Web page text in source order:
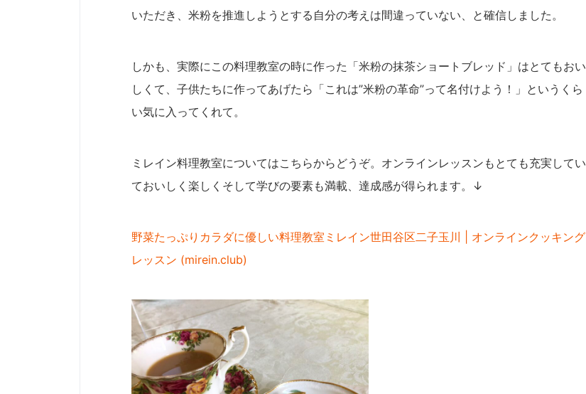
いただき、米粉を推進しようとする自分の考えは間違っていない、と確信しました。
しかも、実際にこの料理教室の時に作った「米粉の抹茶ショートブレッド」はとてもおい
しくて、子供たちに作ってあげたら「これは”米粉の革命”って名付けよう！」というくら
い気に入ってくれて。
ミレイン料理教室についてはこちらからどうぞ。オンラインレッスンもとても充実してい
ておいしく楽しくそして学びの要素も満載、達成感が得られます。↓
野菜たっぷりカラダに優しい料理教室ミレイン世田谷区二子玉川 | オンラインクッキング
レッスン (mirein.club)